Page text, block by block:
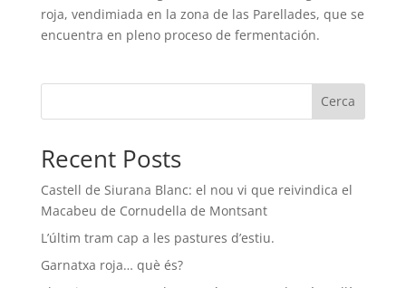
roja, vendimiada en la zona de las Parellades, que se
encuentra en pleno proceso de fermentación.
Cerca
Recent Posts
Castell de Siurana Blanc: el nou vi que reivindica el
Macabeu de Cornudella de Montsant
L’últim tram cap a les pastures d’estiu.
Garnatxa roja… què és?